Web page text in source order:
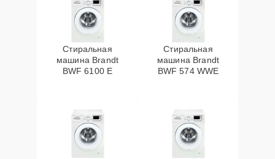
Стиральная
машина Brandt
BWF 6100 E
Стиральная
машина Brandt
BWF 574 WWE